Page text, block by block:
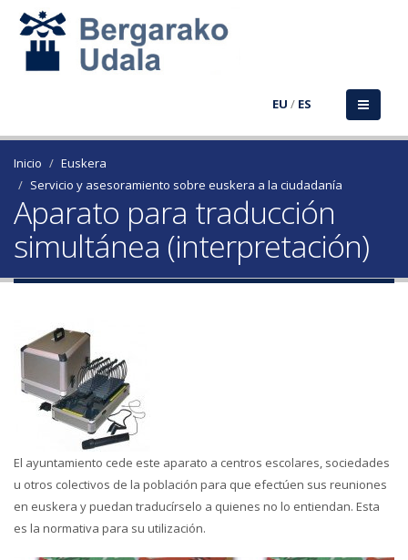
EU / ES
Inicio
Euskera
Servicio y asesoramiento sobre euskera a la ciudadanía
Aparato para traducción
simultánea (interpretación)
El ayuntamiento cede este aparato a centros escolares, sociedades
u otros colectivos de la población para que efectúen sus reuniones
en euskera y puedan traducírselo a quienes no lo entiendan. Esta
es la normativa para su utilización.